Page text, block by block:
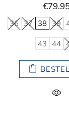
36 37 38 39
43 44